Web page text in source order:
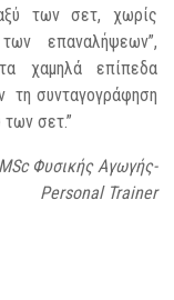
των σετ, χωρίς
επαναλήψεων”,
χαμηλά επίπεδα
τη συνταγογράφηση
σετ.”
MSc Φυσικής Αγωγής-
Personal Trainer